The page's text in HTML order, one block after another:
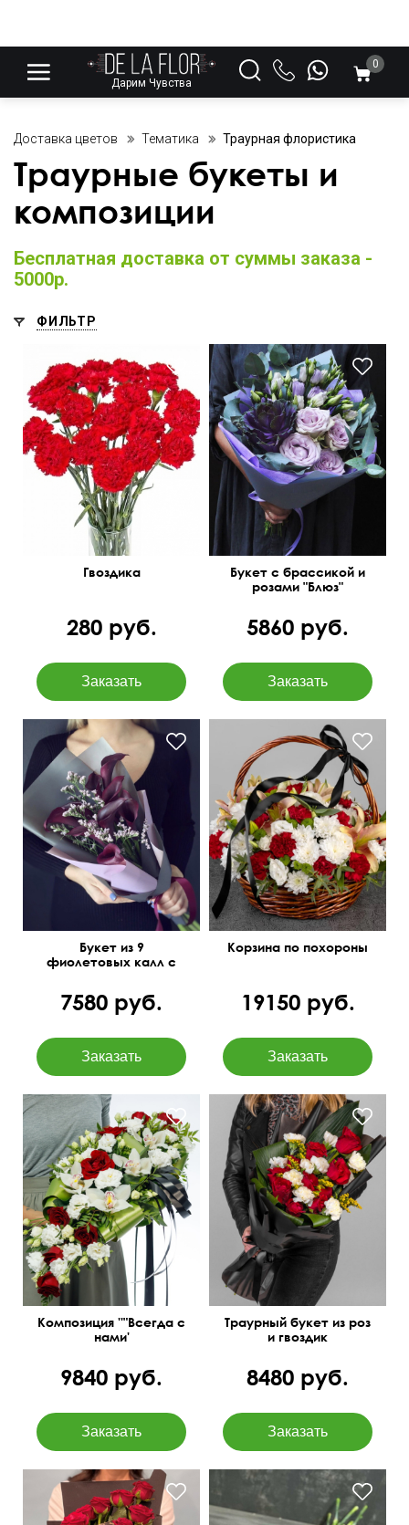
Дарим Чувства
0
Доставка цветов Тематика Траурная флористика
Траурные букеты и
композиции
Бесплатная доставка от суммы заказа -
5000р.
ФИЛЬТР
Одиночная гвоздика
поштучно.
Гвоздика
280 руб.
Оригинальные сочетания
Букет с брассикой и
розами "Блюз"
5860 руб.
Букет из 9
фиолетовых калл с
7580 руб.
Хризантема, гвоздика,
эвкалипт, лилия, оазис
Корзина по похороны
19150 руб.
Орхидеи, розы, эустомы,
папоротник, фисташка,
ленты
Композиция ''"Всегда с
нами'
9840 руб.
Темная матовая упаковка
Траурный букет из роз
и гвоздик
8480 руб.